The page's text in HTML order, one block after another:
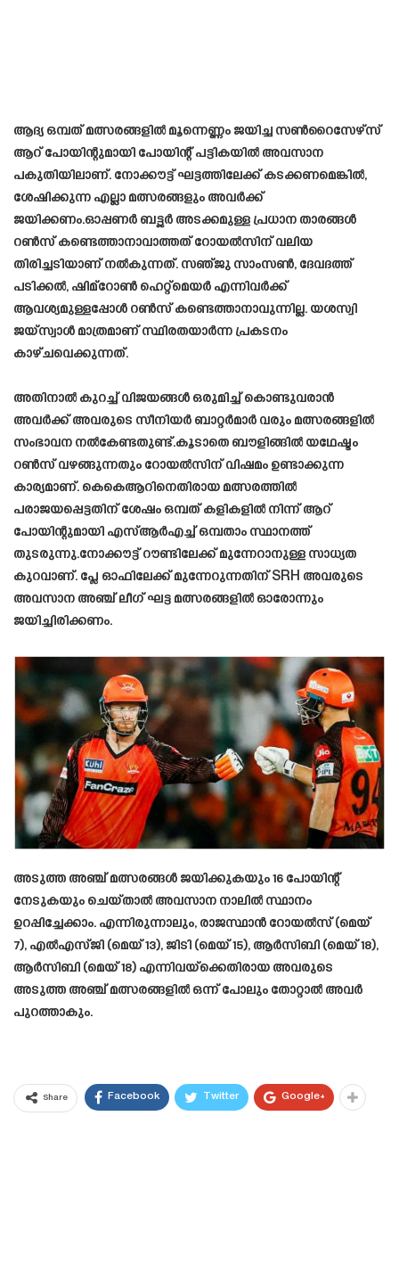
ആദ്യ ഒമ്പത് മത്സരങ്ങളിൽ മൂന്നെണ്ണം ജയിച്ച സൺറൈസേഴ്‌സ്
ആറ് പോയിന്റുമായി പോയിന്റ് പട്ടികയിൽ അവസാന
പകുതിയിലാണ്. നോക്കൗട്ട് ഘട്ടത്തിലേക്ക് കടക്കണമെങ്കിൽ,
ശേഷിക്കുന്ന എല്ലാ മത്സരങ്ങളും അവർക്ക്
ജയിക്കണം.ഓപ്പണർ ബട്ട്ലർ അടക്കമുള്ള പ്രധാന താരങ്ങൾ
റൺസ് കണ്ടെത്താനാവാത്തത് റോയൽസിന് വലിയ
തിരിച്ചടിയാണ് നൽകുന്നത്. സഞ്ജു സാംസൺ, ദേവദത്ത്
പടിക്കൽ, ഷിമ്‌റോൺ ഹെറ്റ്‌മെയർ എന്നിവർക്ക്
ആവശ്യമുള്ളപ്പോൾ റൺസ് കണ്ടെത്താനാവുന്നില്ല. യശസ്വി
ജയ്‌സ്വാൾ മാത്രമാണ് സ്ഥിരതയാർന്ന പ്രകടനം
കാഴ്ചവെക്കുന്നത്.
അതിനാൽ കുറച്ച് വിജയങ്ങൾ ഒരുമിച്ച് കൊണ്ടുവരാൻ
അവർക്ക് അവരുടെ സീനിയർ ബാറ്റർമാർ വരും മത്സരങ്ങളിൽ
സംഭാവന നൽകേണ്ടതുണ്ട്.കൂടാതെ ബൗളിങ്ങിൽ യഥേഷ്ടം
റൺസ് വഴങ്ങുന്നതും റോയൽസിന് വിഷമം ഉണ്ടാക്കുന്ന
കാര്യമാണ്. കെകെആറിനെതിരായ മത്സരത്തിൽ
പരാജയപ്പെട്ടതിന് ശേഷം ഒമ്പത് കളികളിൽ നിന്ന് ആറ്
പോയിന്റുമായി എസ്ആർഎച്ച് ഒമ്പതാം സ്ഥാനത്ത്
തുടരുന്നു.നോക്കൗട്ട് റൗണ്ടിലേക്ക് മുന്നേറാനുള്ള സാധ്യത
കുറവാണ്. പ്ലേ ഓഫിലേക്ക് മുന്നേറുന്നതിന് SRH അവരുടെ
അവസാന അഞ്ച് ലീഗ് ഘട്ട മത്സരങ്ങളിൽ ഓരോന്നും
ജയിച്ചിരിക്കണം.
അടുത്ത അഞ്ച് മത്സരങ്ങൾ ജയിക്കുകയും 16 പോയിന്റ്
നേടുകയും ചെയ്താൽ അവസാന നാലിൽ സ്ഥാനം
ഉറപ്പിച്ചേക്കാം. എന്നിരുന്നാലും, രാജസ്ഥാൻ റോയൽസ് (മെയ്
7), എൽഎസ്ജി (മെയ് 13), ജിടി (മെയ് 15), ആർസിബി (മെയ് 18),
ആർസിബി (മെയ് 18) എന്നിവയ്‌ക്കെതിരായ അവരുടെ
അടുത്ത അഞ്ച് മത്സരങ്ങളിൽ ഒന്ന് പോലും തോറ്റാൽ അവർ
പുറത്താകും.
Share Facebook Twitter Google+